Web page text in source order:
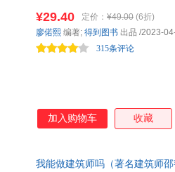
医生篇。医生到底有多忙？从
吗？医生的职业风险很高吗……
¥29.40 定价： ¥49.00 (6折)
315条评论
廖偌熙 编著; 得到图书 出品 /2023-
加入购物车 收藏
我能做建筑师吗（著名建筑师